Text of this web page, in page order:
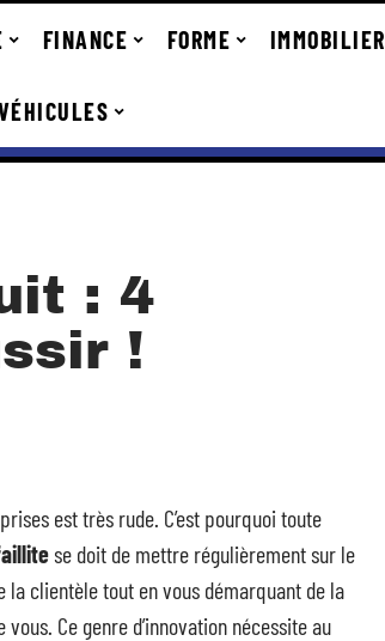
FINANCE FORME IMMOBILIER
: 4
!
est très rude. C’est pourquoi toute
se doit de mettre régulièrement sur le
la clientèle tout en vous démarquant de la
Ce genre d’innovation nécessite au